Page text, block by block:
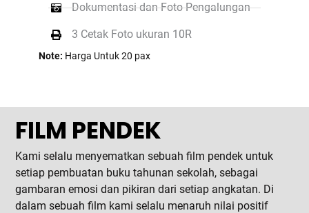
Dokumentasi dan Foto Pengalungan
3 Cetak Foto ukuran 10R
Note: Harga Untuk 20 pax
FILM PENDEK
Kami selalu menyematkan sebuah film pendek untuk
setiap pembuatan buku tahunan sekolah, sebagai
gambaran emosi dan pikiran dari setiap angkatan. Di
dalam sebuah film kami selalu menaruh nilai positif